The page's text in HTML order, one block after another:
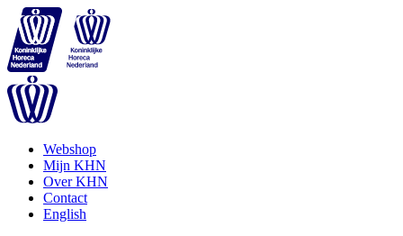
Webshop
Mijn KHN
Over KHN
Contact
English